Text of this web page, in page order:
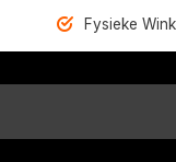
Fysieke